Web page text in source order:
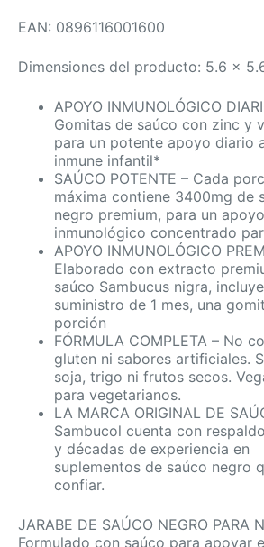
EAN: 0896116001600
Dimensiones del producto: 5.6 x
APOYO INMUNOLÓGICO
Gomitas de saúco con zinc y
para un potente apoyo diario
inmune infantil*
SAÚCO POTENTE – Cada
máxima contiene 3400mg de
negro premium, para un apoyo
inmunológico concentrado
APOYO INMUNOLÓGICO
Elaborado con extracto
saúco Sambucus nigra,
suministro de 1 mes, una
porción
FÓRMULA COMPLETA – No
gluten ni sabores artificiales.
soja, trigo ni frutos secos.
para vegetarianos.
LA MARCA ORIGINAL DE
Sambucol cuenta con
y décadas de experiencia en
suplementos de saúco negro
confiar.
JARABE DE SAÚCO NEGRO PARA
Formulado con saúco para apoyar